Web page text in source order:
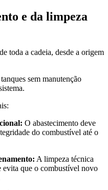
e da limpeza
toda a cadeia, desde a origem
sem manutenção
O abastecimento deve
do combustível até o
A limpeza técnica
evita que o combustível novo